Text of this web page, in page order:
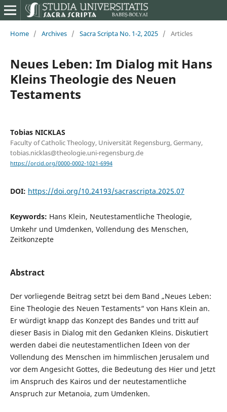
Home / Archives / Sacra Scripta No. 1-2, 2025 / Articles
Neues Leben: Im Dialog mit Hans
Kleins Theologie des Neuen
Testaments
Tobias NICKLAS
Faculty of Catholic Theology, Universität Regensburg, Germany,
tobias.nicklas@theologie.uni-regensburg.de
https://orcid.org/0000-0002-1021-6994
DOI: https://doi.org/10.24193/sacrascripta.2025.07
Keywords: Hans Klein, Neutestamentliche Theologie,
Umkehr und Umdenken, Vollendung des Menschen,
Zeitkonzepte
Abstract
Der vorliegende Beitrag setzt bei dem Band „Neues Leben:
Eine Theologie des Neuen Testaments“ von Hans Klein an.
Er würdigt knapp das Konzept des Bandes und tritt auf
dieser Basis in Dialog mit den Gedanken Kleins. Diskutiert
werden dabei die neutestamentlichen Ideen von der
Vollendung des Menschen im himmlischen Jerusalem und
vor dem Angesicht Gottes, die Bedeutung des Hier und Jetzt
im Anspruch des Kairos und der neutestamentliche
Anspruch zur Metanoia, zum Umdenken.